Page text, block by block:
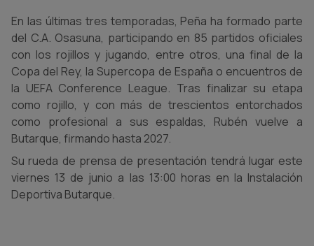
En las últimas tres temporadas, Peña ha formado parte
del C.A. Osasuna, participando en 85 partidos oficiales
con los rojillos y jugando, entre otros, una final de la
Copa del Rey, la Supercopa de España o encuentros de
la UEFA Conference League. Tras finalizar su etapa
como rojillo, y con más de trescientos entorchados
como profesional a sus espaldas, Rubén vuelve a
Butarque, firmando hasta 2027.
Su rueda de prensa de presentación tendrá lugar este
viernes 13 de junio a las 13:00 horas en la Instalación
Deportiva Butarque.